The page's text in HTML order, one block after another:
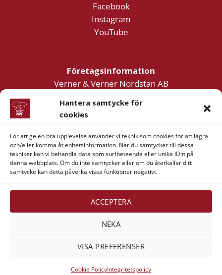
Hantera samtycke för
cookies
För att ge en bra upplevelse använder vi teknik som cookies för att lagra
och/eller komma åt enhetsinformation. När du samtycker till dessa
tekniker kan vi behandla data som surfbeteende eller unika ID:n på
denna webbplats. Om du inte samtycker eller om du återkallar ditt
samtycke kan detta påverka vissa funktioner negativt.
ACCEPTERA
NEKA
VISA PREFERENSER
Cookie PolicyIntegritetspolicy
Facebook
Instagram
YouTube
Företagsinformation
Verner & Verner Nordstan AB
411 05 Göteborg
Visa MasterCardAmerican
Alla rättigheter reserverade 2026 ©Verner & Verner
Nordstan AB